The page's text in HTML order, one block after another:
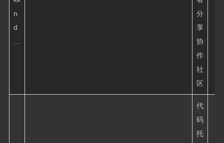
n
d
分
享
协
作
社
区
代
码
托